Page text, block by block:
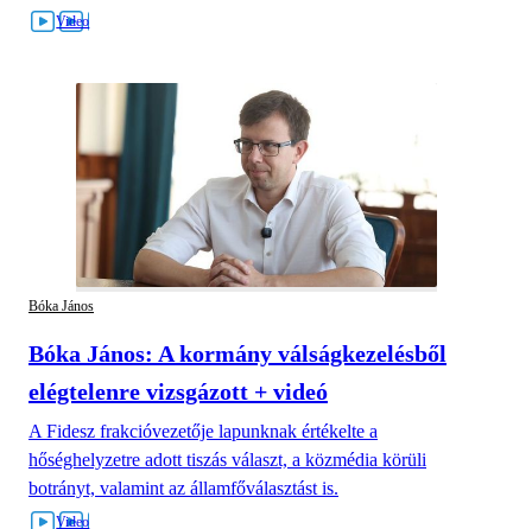
Bóka János
Bóka János: A kormány válságkezelésből
elégtelenre vizsgázott + videó
A Fidesz frakcióvezetője lapunknak értékelte a
hőséghelyzetre adott tiszás választ, a közmédia körüli
botrányt, valamint az államfőválasztást is.